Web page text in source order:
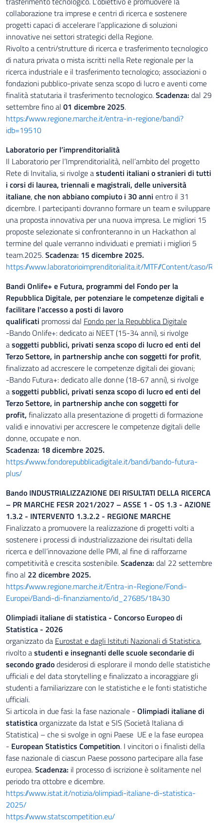
collaborazione tra imprese e centri di ricerca e sostenere
progetti capaci di accelerare l’applicazione di soluzioni
innovative nei settori strategici della Regione.
Rivolto a centri/strutture di ricerca e trasferimento tecnologico
di natura privata o mista iscritti nella Rete regionale per la
ricerca industriale e il trasferimento tecnologico; associazioni o
fondazioni pubblico-private senza scopo di lucro e aventi come
finalità statutaria il trasferimento tecnologico.Scadenza: dal 29
settembre fino al 01 dicembre 2025.
https://www.regione.marche.it/entra-in-regione/bandi?
idb=19510
Laboratorio per l’imprenditorialità
Il Laboratorio per l’Imprenditorialità, nell’ambito del progetto
Rete di Invitalia, si rivolge astudenti italiani o stranieri di tutti
i corsi di laurea, triennali e magistrali, delle università
italiane,che non abbiano compiuto i 30 anni entro il 31
dicembre. I partecipanti dovranno formare un team e sviluppare
una proposta innovativa per una nuova impresa. Le migliori 15
proposte selezionate si confronteranno in un Hackathon al
termine del quale verranno individuati e premiati i migliori 5
team.2025.Scadenza: 15 dicembre 2025.
https://www.laboratorioimprenditorialita.it/MTF//Content/caso/
Bandi Onlife+ e Futura, programmi del Fondo per la
Repubblica Digitale, per potenziare le competenze digitali e
facilitare l'accesso a posti di lavoro
qualificati promossi dal Fondo per la Repubblica Digitale
-Bando Onlife+: dedicato ai NEET (15-34 anni), si rivolge
asoggetti pubblici, privati senza scopo di lucro ed enti del
Terzo Settore, in partnership anche con soggetti for profit,
finalizzato ad accrescere le competenze digitali dei giovani;
-Bando Futura+: dedicato alle donne (18-67 anni), si rivolge
asoggetti pubblici, privati senza scopo di lucro ed enti del
Terzo Settore, in partnership anche con soggetti for
profit, finalizzato alla presentazione di progetti di formazione
validi e innovativi per accrescere le competenze digitali delle
donne, occupate e non.
Scadenza: 18 dicembre 2025.
https://www.fondorepubblicadigitale.it/bandi/bando-futura-
plus/
Bando INDUSTRIALIZZAZIONE DEI RISULTATI DELLA RICERCA
– PR MARCHE FESR 2021/2027 – ASSE 1 - OS 1.3 - AZIONE
1.3.2 - INTERVENTO 1.3.2.2 - REGIONE MARCHE
Finalizzato a promuovere la realizzazione di progetti volti a
sostenere i processi di industrializzazione dei risultati della
ricerca e dell’innovazione delle PMI, al fine di rafforzarne
competitività e crescita sostenibile.Scadenza: dal 22 settembre
fino al 22 dicembre 2025.
https://www.regione.marche.it/Entra-in-Regione/Fondi-
Europei/Bandi-di-finanziamento/id_27685/18430
Olimpiadi italiane di statistica - Concorso Europeo di
Statistica - 2026
organizzato da Eurostat e dagli Istituti Nazionali di Statistica,
rivolto astudenti e insegnanti delle scuole secondarie di
secondo gradodesiderosi di esplorare il mondo delle statistiche
ufficiali e del data storytelling e finalizzato a incoraggiare gli
studenti a familiarizzare con le statistiche e le fonti statistiche
ufficiali.
Si articola in due fasi: la fase nazionale - Olimpiadi italiane di
statisticaorganizzate da Istat e SIS (Società Italiana di
Statistica) – che si svolge in ogni Paese UE e la fase europea
- European Statistics Competition. I vincitori o i finalisti della
fase nazionale di ciascun Paese possono partecipare alla fase
europea.Scadenza: il processo di iscrizione è solitamente nel
periodo tra ottobre e dicembre.
https://www.istat.it/notizia/olimpiadi-italiane-di-statistica-
2025/
https://www.statscompetition.eu/